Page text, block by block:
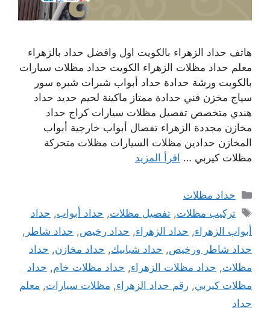
هاتف حداد الزهراء بالكويت اول وافضل حداد بالزهراء
معلم حداد مظلات الزهراء الكويت حداد مظلات سيارات
بالكويت ورشة حدادة حداد أبواب شبرات شبره سور
سياج مخزن فني حدادة ممتاز ماكينة لحيم حديد حداد
هندي متخصص تفصيل مظلات سيارات كراج حداد
مخازن مجددة الزهراء تفصال أبواب خارجية أبواب
المخازن حدادين مظلات السيارات مظلات متحركة
مظلات كيربي … اقرأ المزيد
التصنيفات
حداد مظلات
الوسوم
تركيب مظلات,تفصيل مظلات, حداد أبواب, حداد
أبواب الزهراء, حداد الزهراء, حداد رخيص, حداد شاطر ,
حداد شاطر ورخيص, حداد شبابيك, حداد مخازن, حداد
مظلات, حداد مظلات الزهراء, حداد مظلات خام, حداد
مظلات كيربي, رقم حداد الزهراء, مظلات سيارات, معلم
حداد